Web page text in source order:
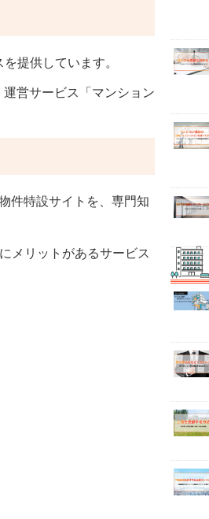
提供しています。
営サービス「マンション
件特設サイトを、専門知
メリットがあるサービス